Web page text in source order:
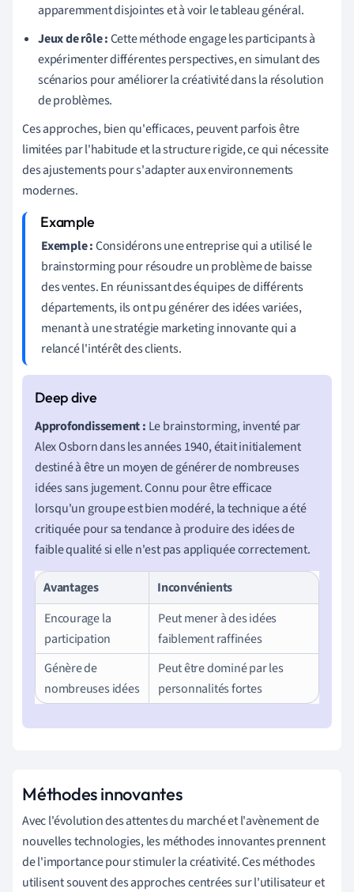
apparemment disjointes et à voir le tableau général.
Jeux de rôle :Cette méthode engage les participants à
expérimenter différentes perspectives, en simulant des
scénarios pour améliorer la créativité dans la résolution
de problèmes.
Ces approches, bien qu'efficaces, peuvent parfois être
limitées par l'habitude et la structure rigide, ce qui nécessite
des ajustements pour s'adapter aux environnements
modernes.
Exemple :Considérons une entreprise qui a utilisé le
brainstorming pour résoudre un problème de baisse
des ventes. En réunissant des équipes de différents
départements, ils ont pu générer des idées variées,
menant à une stratégie marketing innovante qui a
relancé l'intérêt des clients.
Approfondissement : Le brainstorming, inventé par
Alex Osborn dans les années 1940, était initialement
destiné à être un moyen de générer de nombreuses
idées sans jugement. Connu pour être efficace
lorsqu'un groupe est bien modéré, la technique a été
critiquée pour sa tendance à produire des idées de
faible qualité si elle n'est pas appliquée correctement.
Avantages
Inconvénients
Encourage la
participation
Peut mener à des idées
faiblement raffinées
Génère de
nombreuses idées
Peut être dominé par les
personnalités fortes
Méthodes innovantes
Avec l'évolution des attentes du marché et l'avènement de
nouvelles technologies, les méthodes innovantes prennent
de l'importance pour stimuler la créativité. Ces méthodes
utilisent souvent des approches centrées sur l'utilisateur et